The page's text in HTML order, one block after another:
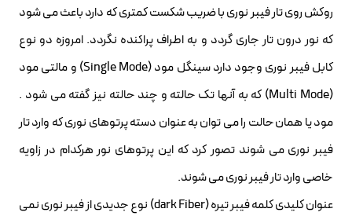
روکش روی تار فیبر نوری با ضریب شکست کمتری که دارد باعث می شود
که نور درون تار جاری گردد و به اطراف پراکنده نگردد. امروزه دو نوع
کابل فیبر نوری وجود دارد سینگل مود (Single Mode) و مالتی مود
(Multi Mode) که به آنها تک حالته و چند حالته نیز گفته می شود .
مود یا همان حالت را می توان به عنوان دسته پرتوهای نوری که وارد تار
فیبر نوری می شوند تصور کرد که این پرتوهای نور هرکدام در زاویه
خاصی وارد تار فیبر نوری می شوند.
عنوان کلیدی کلمه فیبر تیره (dark Fiber) نوع جدیدی از فیبر نوری نمی